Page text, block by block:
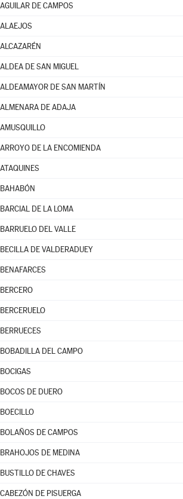
AGUILAR DE CAMPOS
ALAEJOS
ALCAZARÉN
ALDEA DE SAN MIGUEL
ALDEAMAYOR DE SAN MARTÍN
ALMENARA DE ADAJA
AMUSQUILLO
ARROYO DE LA ENCOMIENDA
ATAQUINES
BAHABÓN
BARCIAL DE LA LOMA
BARRUELO DEL VALLE
BECILLA DE VALDERADUEY
BENAFARCES
BERCERO
BERCERUELO
BERRUECES
BOBADILLA DEL CAMPO
BOCIGAS
BOCOS DE DUERO
BOECILLO
BOLAÑOS DE CAMPOS
BRAHOJOS DE MEDINA
BUSTILLO DE CHAVES
CABEZÓN DE PISUERGA